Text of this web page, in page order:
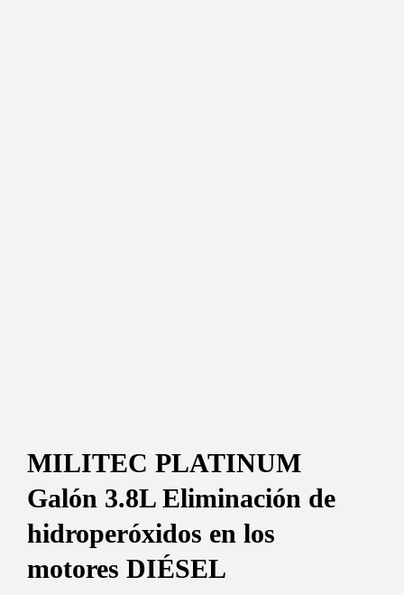
MILITEC PLATINUM
Galón 3.8L Eliminación de
hidroperóxidos en los
motores DIÉSEL